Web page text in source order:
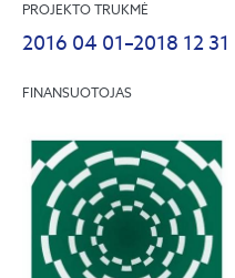
PROJEKTO TRUKMĖ
2016 04 01–2018 12 31
FINANSUOTOJAS